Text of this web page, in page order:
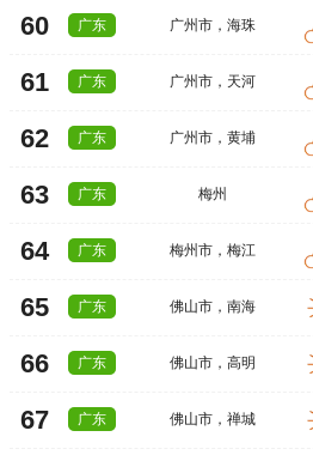
60 广东 广州市 ，海珠
61 广东 广州市 ， 天河
62 广东 广州市 ，黄埔
63 广东 梅州
64 广东 梅州市 ，梅江
65 广东 佛山市 ，南海
66 广东 佛山市 ，高明
67 广东 佛山市 ，禅城